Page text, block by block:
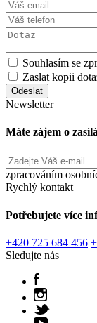
Souhlasím se
Zaslat kopii
Newsletter
Máte zájem o
zpracováním
Rychlý kontakt
Potřebujete více
+420 725 684 456
Sledujte nás